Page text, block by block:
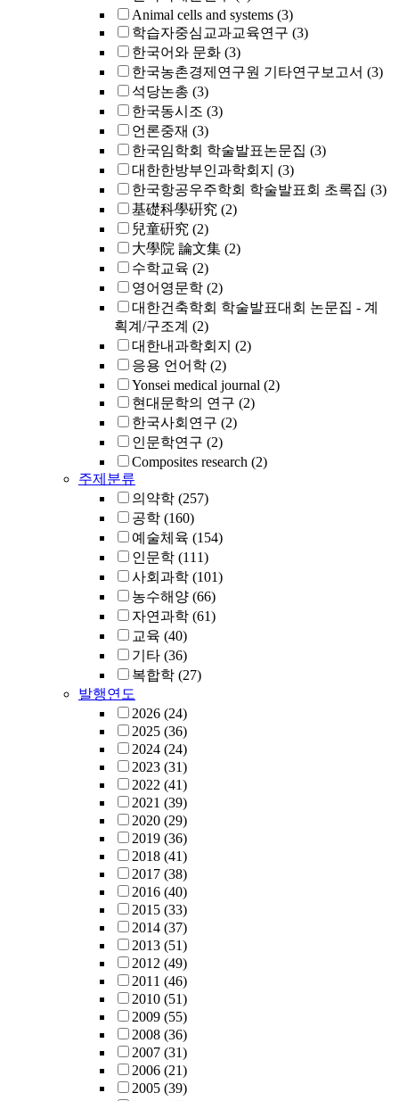
Animal cells and systems (3)
학습자중심교과교육연구 (3)
한국어와 문화 (3)
한국농촌경제연구원 기타연구보고서 (3)
석당논총 (3)
한국동시조 (3)
언론중재 (3)
한국임학회 학술발표논문집 (3)
대한한방부인과학회지 (3)
한국항공우주학회 학술발표회 초록집 (3)
基礎科學硏究 (2)
兒童硏究 (2)
大學院 論文集 (2)
수학교육 (2)
영어영문학 (2)
대한건축학회 학술발표대회 논문집 - 계
획계/구조계 (2)
대한내과학회지 (2)
응용 언어학 (2)
Yonsei medical journal (2)
현대문학의 연구 (2)
한국사회연구 (2)
인문학연구 (2)
Composites research (2)
주제분류
의약학 (257)
공학 (160)
예술체육 (154)
인문학 (111)
사회과학 (101)
농수해양 (66)
자연과학 (61)
교육 (40)
기타 (36)
복합학 (27)
발행연도
2026 (24)
2025 (36)
2024 (24)
2023 (31)
2022 (41)
2021 (39)
2020 (29)
2019 (36)
2018 (41)
2017 (38)
2016 (40)
2015 (33)
2014 (37)
2013 (51)
2012 (49)
2011 (46)
2010 (51)
2009 (55)
2008 (36)
2007 (31)
2006 (21)
2005 (39)